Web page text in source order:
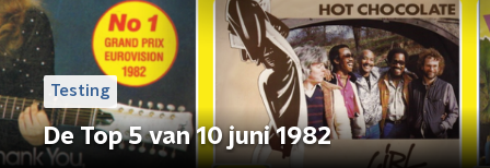
Testing
De Top 5 van 10 juni 1982